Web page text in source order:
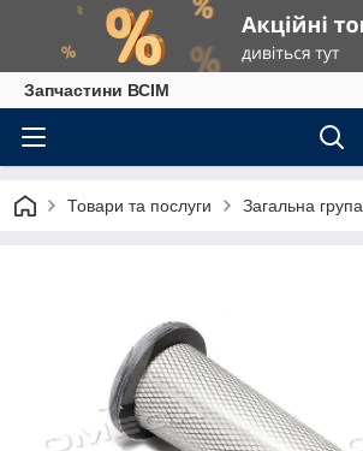
Запчастини ВСІМ
Товари та послуги Загальна група